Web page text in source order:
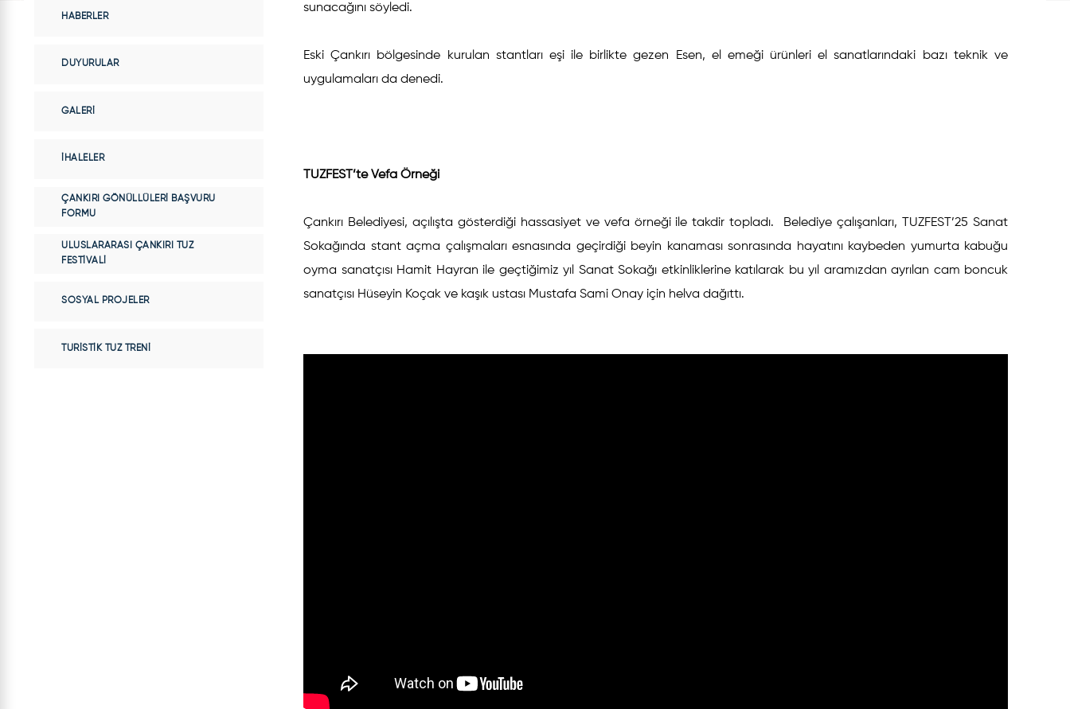
sunacağını söyledi.
Eski Çankırı bölgesinde kurulan stantları eşi ile birlikte gezen Esen, el emeği ürünleri el sanatlarındaki bazı teknik ve
uygulamaları da denedi.
TUZFEST’te Vefa Örneği
Çankırı Belediyesi, açılışta gösterdiği hassasiyet ve vefa örneği ile takdir topladı. Belediye çalışanları, TUZFEST’25 Sanat
Sokağında stant açma çalışmaları esnasında geçirdiği beyin kanaması sonrasında hayatını kaybeden yumurta kabuğu
oyma sanatçısı Hamit Hayran ile geçtiğimiz yıl Sanat Sokağı etkinliklerine katılarak bu yıl aramızdan ayrılan cam boncuk
sanatçısı Hüseyin Koçak ve kaşık ustası Mustafa Sami Onay için helva dağıttı.
HABERLER
DUYURULAR
GALERI
İHALELER
ÇANKIRI GÖNÜLLÜLERI BAŞVURU
FORMU
ULUSLARARASI ÇANKIRI TUZ
FESTIVALI
SOSYAL PROJELER
TURISTIK TUZ TRENI